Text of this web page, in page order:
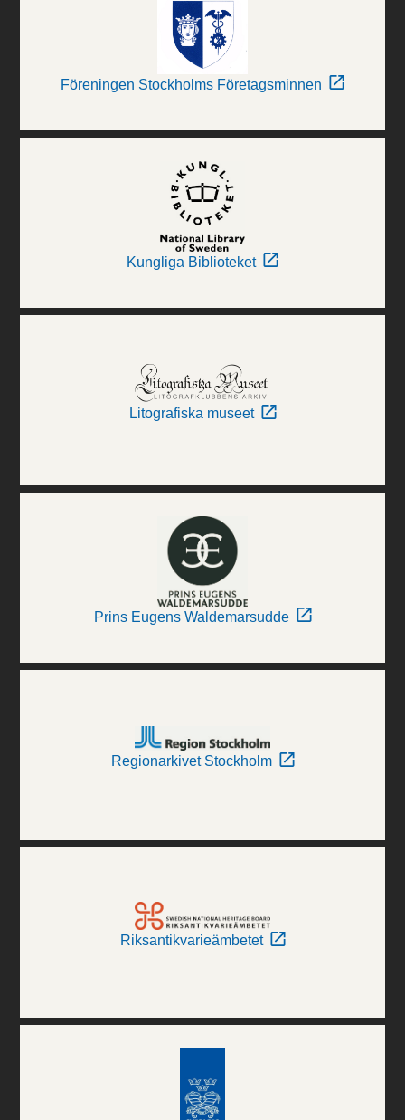
Föreningen Stockholms Företagsminnen
Kungliga Biblioteket
Litografiska museet
Prins Eugens Waldemarsudde
Regionarkivet Stockholm
Riksantikvarieämbetet